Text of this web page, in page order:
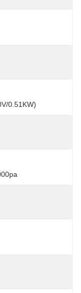
0.51KW)